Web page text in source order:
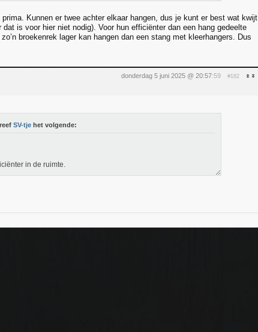
Kunnen er twee achter elkaar hangen, dus je kunt er best wat kwijt
is voor hier niet nodig). Voor hun efficiënter dan een hang gedeelte
broekenrek lager kan hangen dan een stang met kleerhangers. Dus
donderdag 5 juni 2025 @ 20:57:59 #182
SV-tje het volgende:
in de ruimte.